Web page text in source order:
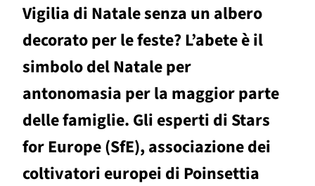
Vigilia di Natale senza un albero
decorato per le feste? L’abete è il
simbolo del Natale per
antonomasia per la maggior parte
delle famiglie. Gli esperti di Stars
for Europe (SfE), associazione dei
coltivatori europei di Poinsettia